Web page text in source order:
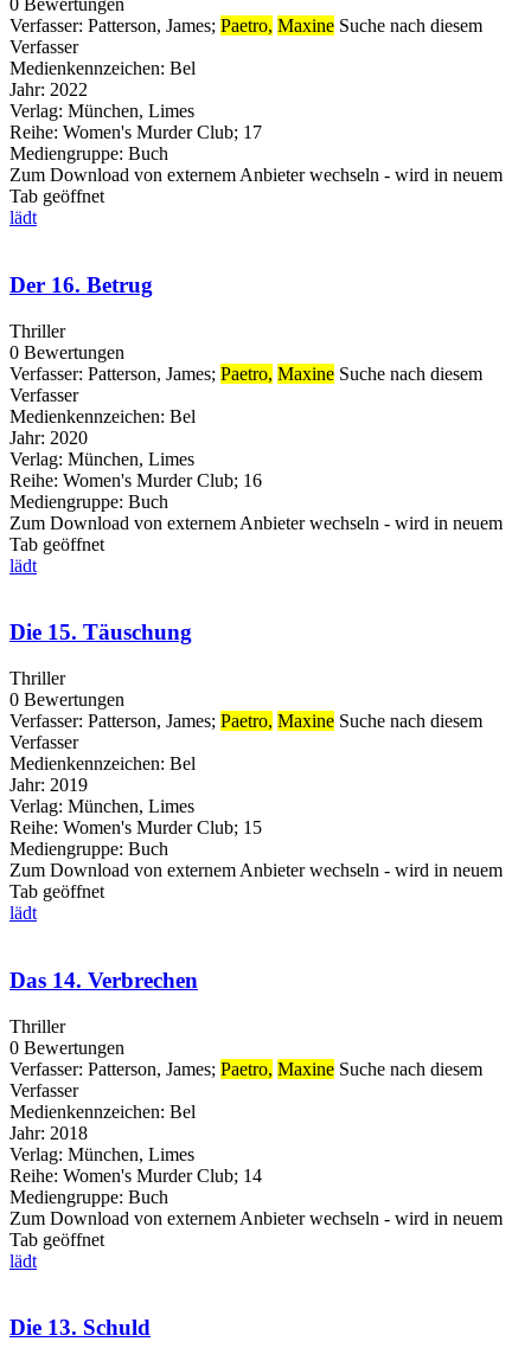
0 Bewertungen
Verfasser: Patterson, James; Paetro, Maxine Suche nach diesem
Verfasser
Medienkennzeichen: Bel
Jahr: 2022
Verlag: München, Limes
Reihe: Women's Murder Club; 17
Mediengruppe: Buch
Zum Download von externem Anbieter wechseln - wird in neuem
Tab geöffnet
lädt
Der 16. Betrug
Thriller
0 Bewertungen
Verfasser: Patterson, James; Paetro, Maxine Suche nach diesem
Verfasser
Medienkennzeichen: Bel
Jahr: 2020
Verlag: München, Limes
Reihe: Women's Murder Club; 16
Mediengruppe: Buch
Zum Download von externem Anbieter wechseln - wird in neuem
Tab geöffnet
lädt
Die 15. Täuschung
Thriller
0 Bewertungen
Verfasser: Patterson, James; Paetro, Maxine Suche nach diesem
Verfasser
Medienkennzeichen: Bel
Jahr: 2019
Verlag: München, Limes
Reihe: Women's Murder Club; 15
Mediengruppe: Buch
Zum Download von externem Anbieter wechseln - wird in neuem
Tab geöffnet
lädt
Das 14. Verbrechen
Thriller
0 Bewertungen
Verfasser: Patterson, James; Paetro, Maxine Suche nach diesem
Verfasser
Medienkennzeichen: Bel
Jahr: 2018
Verlag: München, Limes
Reihe: Women's Murder Club; 14
Mediengruppe: Buch
Zum Download von externem Anbieter wechseln - wird in neuem
Tab geöffnet
lädt
Die 13. Schuld